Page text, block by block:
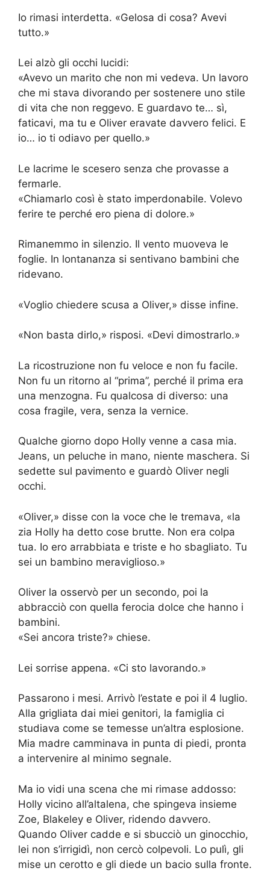
Io rimasi interdetta. «Gelosa di cosa? Avevi
tutto.»
Lei alzò gli occhi lucidi:
«Avevo un marito che non mi vedeva. Un lavoro
che mi stava divorando per sostenere uno stile
di vita che non reggevo. E guardavo te… sì,
faticavi, ma tu e Oliver eravate davvero felici. E
io… io ti odiavo per quello.»
Le lacrime le scesero senza che provasse a
fermarle.
«Chiamarlo così è stato imperdonabile. Volevo
ferire te perché ero piena di dolore.»
Rimanemmo in silenzio. Il vento muoveva le
foglie. In lontananza si sentivano bambini che
ridevano.
«Voglio chiedere scusa a Oliver,» disse infine.
«Non basta dirlo,» risposi. «Devi dimostrarlo.»
La ricostruzione non fu veloce e non fu facile.
Non fu un ritorno al “prima”, perché il prima era
una menzogna. Fu qualcosa di diverso: una
cosa fragile, vera, senza la vernice.
Qualche giorno dopo Holly venne a casa mia.
Jeans, un peluche in mano, niente maschera. Si
sedette sul pavimento e guardò Oliver negli
occhi.
«Oliver,» disse con la voce che le tremava, «la
zia Holly ha detto cose brutte. Non era colpa
tua. Io ero arrabbiata e triste e ho sbagliato. Tu
sei un bambino meraviglioso.»
Oliver la osservò per un secondo, poi la
abbracciò con quella ferocia dolce che hanno i
bambini.
«Sei ancora triste?» chiese.
Lei sorrise appena. «Ci sto lavorando.»
Passarono i mesi. Arrivò l’estate e poi il 4 luglio.
Alla grigliata dai miei genitori, la famiglia ci
studiava come se temesse un’altra esplosione.
Mia madre camminava in punta di piedi, pronta
a intervenire al minimo segnale.
Ma io vidi una scena che mi rimase addosso:
Holly vicino all’altalena, che spingeva insieme
Zoe, Blakeley e Oliver, ridendo davvero.
Quando Oliver cadde e si sbucciò un ginocchio,
lei non s’irrigidì, non cercò colpevoli. Lo pulì, gli
mise un cerotto e gli diede un bacio sulla fronte.